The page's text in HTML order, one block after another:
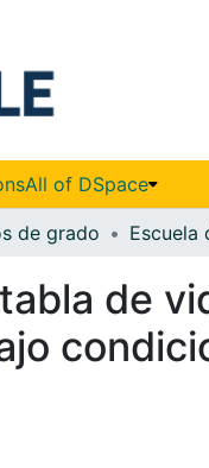
All of DSpace
de grado
de